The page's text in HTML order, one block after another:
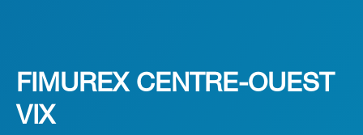
FIMUREX CENTRE-OUEST
VIX